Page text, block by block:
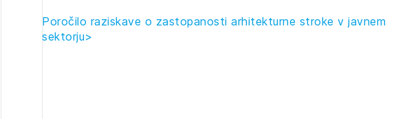
Poročilo raziskave o zastopanosti arhitekturne stroke v javnem
sektorju>